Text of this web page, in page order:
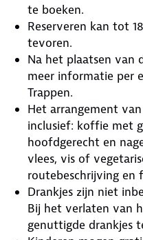
te boeken.
Reserveren kan tot
tevoren.
Na het plaatsen van
meer informatie per
Trappen.
Het arrangement
inclusief: koffie met
hoofdgerecht en
vlees, vis of
routebeschrijving en
Drankjes zijn niet
Bij het verlaten van
genuttigde drankjes